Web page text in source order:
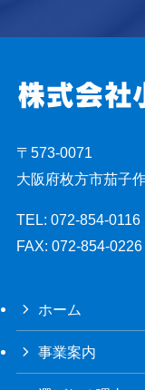
〒573-0071
大阪府枚方市茄子
TEL: 072-854-0116
FAX: 072-854-0226
ホーム
事業案内